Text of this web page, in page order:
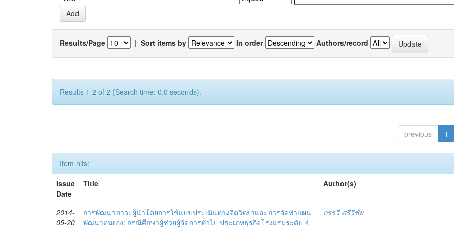
Results/Page | Sort items by In order Authors/record
Results 1-2 of 2 (Search time: 0.0 seconds).
previous 1
Item hits:
Issue
Date
Title Author(s)
2014-
05-20
การพัฒนาภาวะผู้นำโดยการใช้แบบประเมินทางจิตวิทยาและการจัดทำแผน
พัฒนาตนเอง: กรณีศึกษาผู้ช่วยผู้จัดการทั่วไป ประเภทธุรกิจโรงแรมระดับ 4
กรรวี ศรีวิชัย